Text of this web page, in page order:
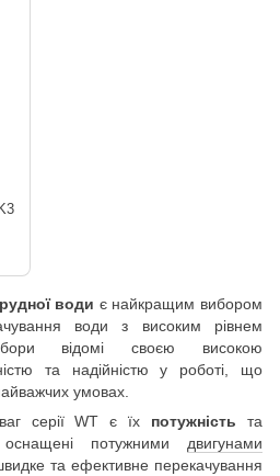
води є найкращим вибором
води з високим рівнем
відомі своєю високою
та надійністю у роботі, що
умовах.
серії WT є їх потужність та
потужними двигунами
та ефективне перекачування